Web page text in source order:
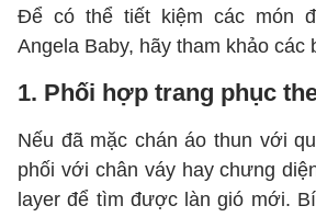
Để có thể tiết kiệm các món
Angela Baby, hãy tham khảo các
1. Phối hợp trang phục
Nếu đã mặc chán áo thun với
phối với chân váy hay chưng
layer để tìm được làn gió mới.